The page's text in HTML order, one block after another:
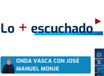
Lo + escuchado
ONDA VASCA CON JOSÉ
MANUEL MONJE